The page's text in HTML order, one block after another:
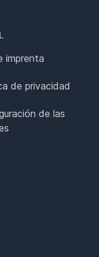
imprenta
de privacidad
de las